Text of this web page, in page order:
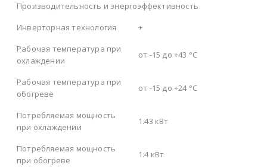
Производительность и энергоэффективность
Инверторная технология
+
Рабочая температура при
охлаждении
от -15 до +43 °C
Рабочая температура при
обогреве
от -15 до +24 °C
Потребляемая мощность
при охлаждении
1.43 кВт
Потребляемая мощность
при обогреве
1.4 кВт